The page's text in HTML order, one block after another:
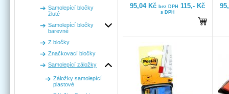
Samolepící bločky
žluté
Samolepící bločky
barevné
Z bločky
Značkovací bločky
Samolepící záložky
Záložky samolepící
plastové
95,04 Kč bez DPH 115,- Kč
s DPH